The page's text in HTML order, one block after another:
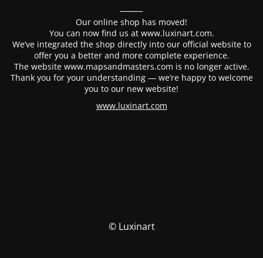
⸻
Our online shop has moved!
You can now find us at www.luxinart.com.
We’ve integrated the shop directly into our official website to
offer you a better and more complete experience.
The website www.mapsandmasters.com is no longer active.
Thank you for your understanding — we’re happy to welcome
you to our new website!
www.luxinart.com
© Luxinart